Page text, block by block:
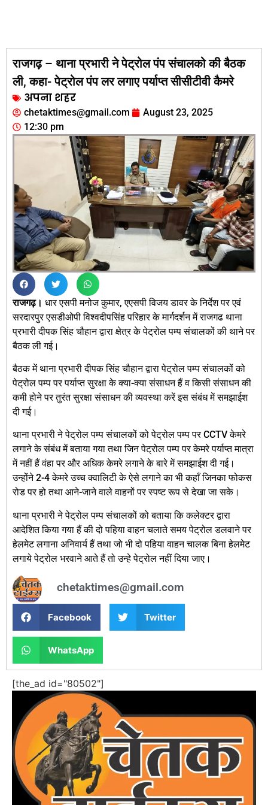
राजगढ़ – थाना प्रभारी ने पेट्रोल पंप संचालको की बैठक
ली, कहा- पेट्रोल पंप लर लगाए पर्याप्त सीसीटीवी कैमरे
अपना शहर
chetaktimes@gmail.com
August 23, 2025
12:30 pm
राजगढ़। धार एसपी मनोज कुमार, एएसपी विजय डावर के निर्देश पर एवं
सरदारपुर एसडीओपी विश्वदीपसिंह परिहार के मार्गदर्शन में राजगढ थाना
प्रभारी दीपक सिंह चौहान द्वारा क्षेत्र के पेट्रोल पम्प संचालकों की थाने पर
बैठक ली गई।
बैठक में थाना प्रभारी दीपक सिंह चौहान द्वारा पेट्रोल पम्प संचालकों को
पेट्रोल पम्प पर पर्याप्त सुरक्षा के क्या-क्या संसाधन हैं व किसी संसाधन की
कमी होने पर तुरंत सुरक्षा संसाधन की व्यवस्था करें इस संबंध में समझाईश
दी गई।
थाना प्रभारी ने पेट्रोल पम्प संचालकों को पेट्रोल पम्प पर CCTV केमरे
लगाने के संबंध में बताया गया तथा जिन पेट्रोल पम्प पर केमरे पर्याप्‍त मात्रा
में नहीं हैं वंहा पर और अधिक केमरे लगाने के बारे में समझाईश दी गई।
उन्होंने 2-4 केमरे उच्च क्वालिटी के ऐसे लगाने का भी कहाँ जिनका फोकस
रोड पर हो तथा आने-जाने वाले वाहनों पर स्पष्ट रूप से देखा जा सके।
थाना प्रभारी ने पेट्रोल पम्प संचालकों को बताया कि कलेक्टर द्वारा
आदेशित किया गया हैं की दो पहिया वाहन चलाते समय पेट्रोल डलवाने पर
हेलमेट लगाना अनिवार्य हैं तथा जो भी दो पहिया वाहन चालक बिना हेलमेट
लगाये पेट्रोल भरवाने आते हैं तो उन्हे पेट्रोल नहीं दिया जाए।
chetaktimes@gmail.com
Facebook Twitter
WhatsApp
[the_ad id="80502"]